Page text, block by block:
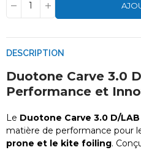
DESCRIPTION
Duotone Carve 3.0
Performance et
Le Duotone Carve 3.0 D/LAB
matière de performance pour
prone et le kite foiling.